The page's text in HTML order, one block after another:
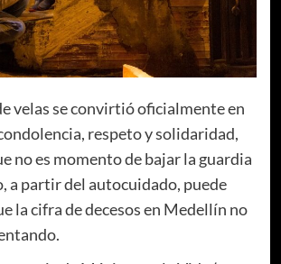
velas se convirtió oficialmente en
respeto y solidaridad,
no es momento de bajar la guardia
a partir del autocuidado, puede
la cifra de decesos en Medellín no